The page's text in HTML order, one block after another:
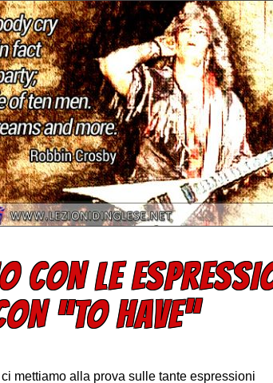
CON LE
“TO HAVE”
mettiamo alla prova sulle tante espressioni